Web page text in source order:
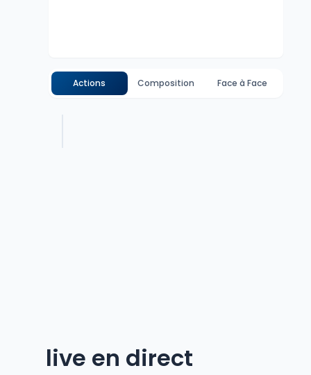
Actions Composition Face à Face
live en direct